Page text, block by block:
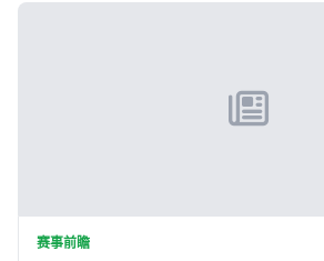
赛事前瞻